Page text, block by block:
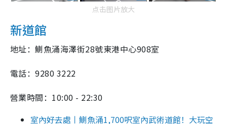
点击图片放大
新道館
地址：鰂魚涌海澤街28號東港中心908室
電話：9280 3222
營業時間：10:00 - 22:30
室內好去處丨鰂魚涌1,700呎室內武術道館！大玩空